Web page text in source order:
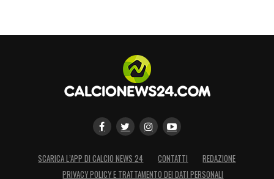
SCARICA L’APP DI CALCIO NEWS 24 CONTATTI
REDAZIONE
PRIVACY POLICY E TRATTAMENTO DEI DATI PERSONALI